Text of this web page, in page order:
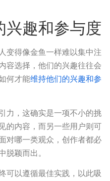
兴趣和参与度
变得像金鱼一样难以集中注
容选择，他们的兴趣往往会
何才能维持他们的兴趣和参
力，这确实是一项不小的挑
的内容，而另一些用户则可
对哪一类观众，创作者都必
脱颖而出。
可以遵循最佳实践，以此吸